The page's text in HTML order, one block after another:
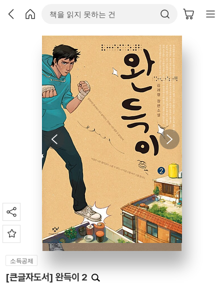
소득공제
[큰글자도서] 완득이 2